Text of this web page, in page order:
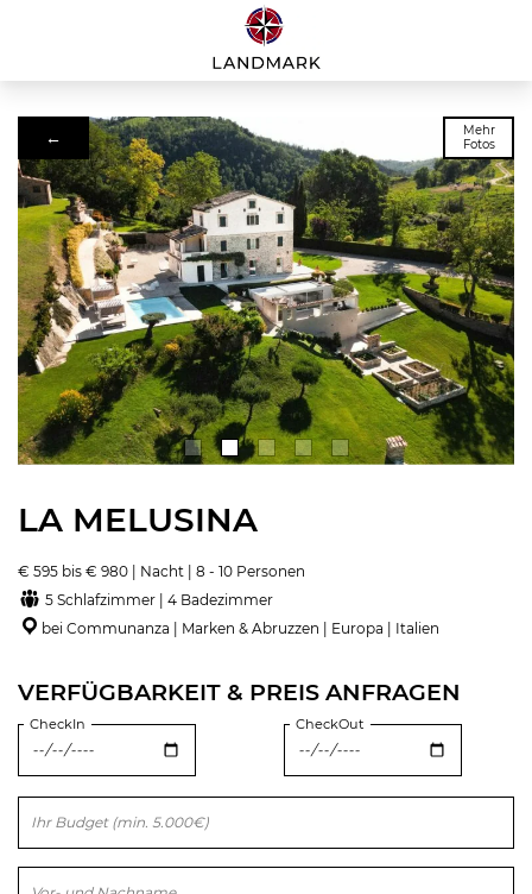
←
Mehr
Fotos
LA MELUSINA
€ 595 bis € 980 | Nacht | 8 - 10 Personen
5 Schlafzimmer | 4 Badezimmer
bei Communanza | Marken & Abruzzen | Europa | Italien
VERFÜGBARKEIT & PREIS ANFRAGEN
CheckIn CheckOut
Bitte lasse dieses Feld leer.